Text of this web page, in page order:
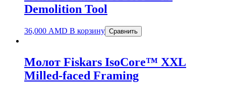
Demolition Tool
36,000 AMD В корзину Сравнить
Молот Fiskars IsoCore™ XXL
Milled-faced Framing